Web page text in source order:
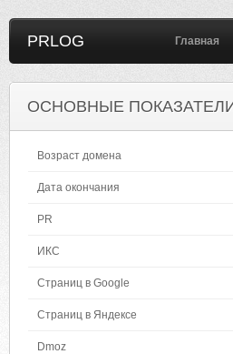
PRLOG Главная
ОСНОВНЫЕ
Возраст домена
Дата окончания
PR
ИКС
Страниц в Google
Страниц в Яндексе
Dmoz